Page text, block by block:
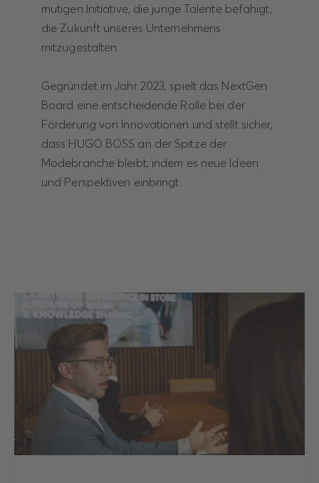
mutigen Initiative, die junge Talente befähigt,
die Zukunft unseres Unternehmens
mitzugestalten.
Gegründet im Jahr 2023, spielt das NextGen
Board eine entscheidende Rolle bei der
Förderung von Innovationen und stellt sicher,
dass HUGO BOSS an der Spitze der
Modebranche bleibt, indem es neue Ideen
und Perspektiven einbringt.